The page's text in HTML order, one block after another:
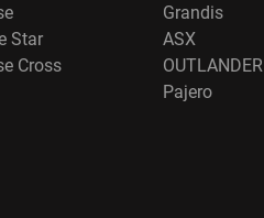
Grandis
Star
ASX
Cross
OUTLANDER
Pajero